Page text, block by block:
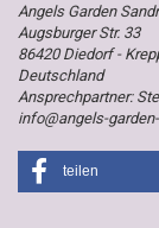
Angels Garden
Augsburger Str. 33
86420 Diedorf -
Deutschland
Ansprechpartner:
info@angels-
teilen